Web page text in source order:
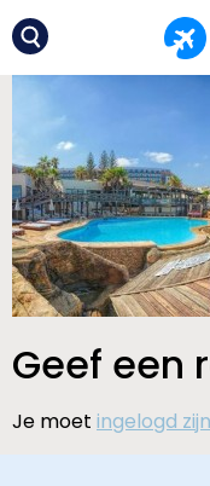
Geef een
Je moet ingelogd